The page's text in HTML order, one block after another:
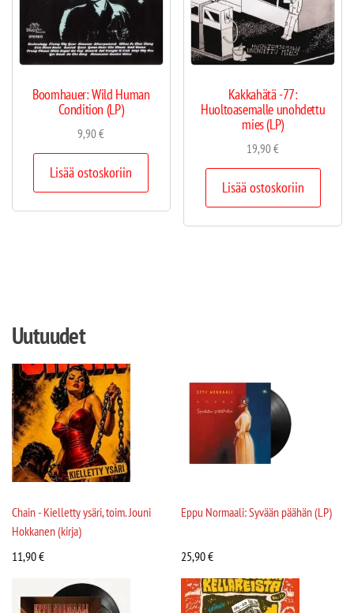
Boomhauer: Wild Human
Condition (LP)
9,90€
Lisää ostoskoriin
Kakkahätä -77:
Huoltoasemalle unohdettu
mies (LP)
19,90€
Lisää ostoskoriin
Uutuudet
Chain - Kielletty ysäri, toim. Jouni
Hokkanen (kirja)
11,90€
Eppu Normaali: Syvään päähän (LP)
25,90€